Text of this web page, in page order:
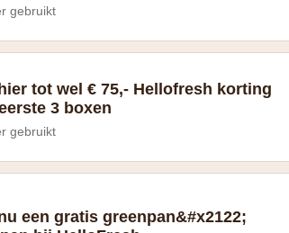
gebruikt
tot wel € 75,- Hellofresh korting
3 boxen
gebruikt
een gratis greenpan&#x2122;